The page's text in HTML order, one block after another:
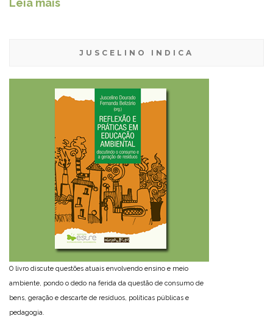
JUSCELINO INDICA
O livro discute questões atuais envolvendo ensino e meio
ambiente, pondo o dedo na ferida da questão de consumo de
bens, geração e descarte de resíduos, políticas públicas e
pedagogia.